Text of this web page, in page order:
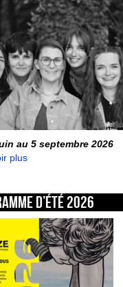
au 5 septembre 2026
plus
d’été 2026